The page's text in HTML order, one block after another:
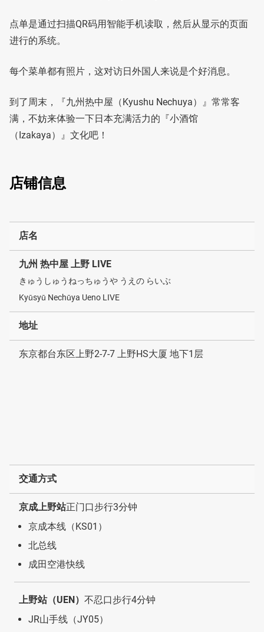
点单是通过扫描QR码用智能手机读取，然后从显示的页面
进行的系统。
每个菜单都有照片，这对访日外国人来说是个好消息。
到了周末，『九州热中屋（Kyushu Nechuya）』常常客
满，不妨来体验一下日本充满活力的『小酒馆
（Izakaya）』文化吧！
店铺信息
店名
九州 热中屋 上野 LIVE
きゅうしゅうねっちゅうや うえの らいぶ
Kyūsyū Nechūya Ueno LIVE
地址
东京都台东区上野2-7-7 上野HS大厦 地下1层
交通方式
京成上野站正门口步行3分钟
京成本线（KS01）
北总线
成田空港快线
上野站（UEN） 不忍口步行4分钟
JR山手线（JY05）